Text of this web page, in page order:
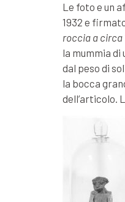
Le foto e un
1932 e
roccia a circa
la mummia
dal peso di
la bocca
dell’articolo.